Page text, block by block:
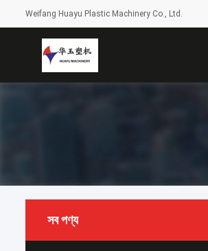
Weifang Huayu Plastic Machinery Co., Ltd.
সব পণ্য